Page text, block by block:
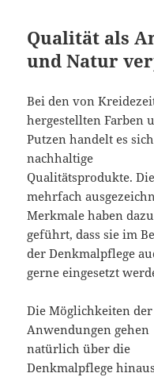
Qualität als
und Natur
Bei den von
hergestellten Farben
Putzen handelt es
nachhaltige
Qualitätsprodukte. Die
mehrfach
Merkmale haben dazu
geführt, dass sie im
der Denkmalpflege
gerne eingesetzt
Die Möglichkeiten der
Anwendungen gehen
natürlich über die
Denkmalpflege